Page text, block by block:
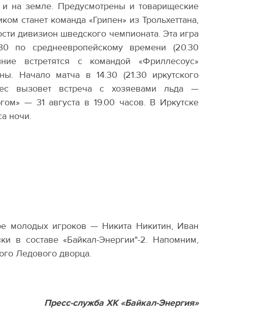
на земле. Предусмотрены и товарищеские
станет команда «Грипен» из Трольхеттана,
дивизион шведского чемпионата. Эта игра
по среднеевропейскому времени
(20.30
встретятся с командой
«Фриллесоус»
Начало матча в 14.30 (21.30 иркутского
вызовет встреча с хозяевами льда —
— 31 августа в 19.00 часов. В Иркутске
ночи.
молодых игроков — Никита Никитин, Иван
в составе «Байкал-Энергии"-2. Напомним,
Ледового дворца.
Пресс-служба ХК «Байкал-Энергия»